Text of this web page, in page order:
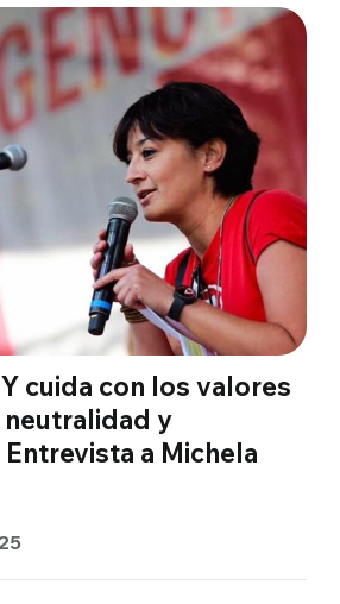
cuida con los valores
y
Entrevista a Michela